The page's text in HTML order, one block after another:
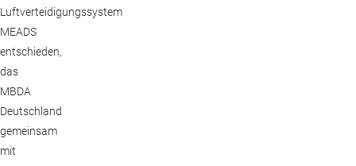
Luftverteidigungssystem
MEADS
entschieden,
das
MBDA
Deutschland
gemeinsam
mit